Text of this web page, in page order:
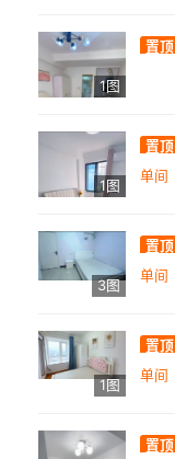
1图
置顶
1图
置顶
单间
3图
置顶
单间
1图
置顶
单间
置顶